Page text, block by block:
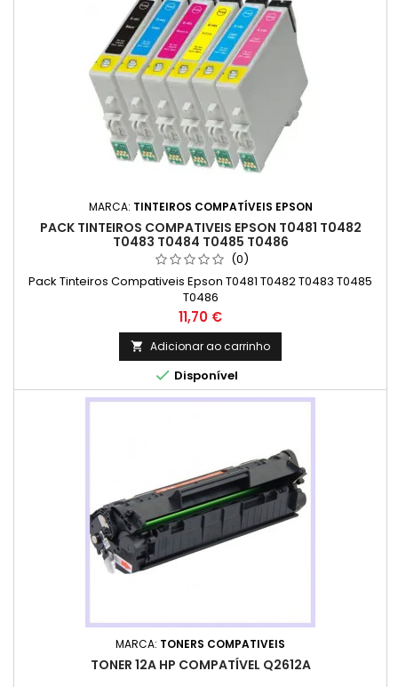
MARCA: TINTEIROS COMPATÍVEIS EPSON
PACK TINTEIROS COMPATIVEIS EPSON T0481 T0482
T0483 T0484 T0485 T0486
(0)
Pack Tinteiros Compativeis Epson T0481 T0482 T0483 T0485
T0486
Preço
11,70 €
 Adicionar ao carrinho
 Disponível
MARCA: TONERS COMPATIVEIS
TONER 12A HP COMPATÍVEL Q2612A